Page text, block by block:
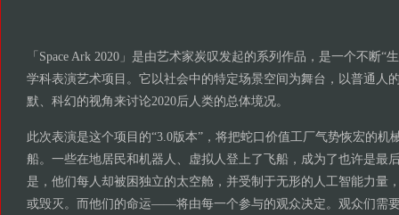
「Space Ark 2020」是由艺术家炭叹发起的系列作品，是一个不断“
学科表演艺术项目。它以社会中的特定场景空间为舞台，以普通人
默、科幻的视角来讨论2020后人类的总体境况。
此次表演是这个项目的“3.0版本”，将把蛇口价值工厂气势恢宏的机
船。一些在地居民和机器人、虚拟人登上了飞船，成为了也许是最
是，他们每人却被困独立的太空舱，并受制于无形的人工智能力量
或毁灭。而他们的命运——将由每一个参与的观众决定。观众们需